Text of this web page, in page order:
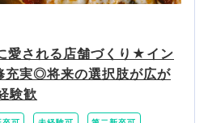
愛される店舗づくり★イン
充実◎将来の選択肢が広が
験歓